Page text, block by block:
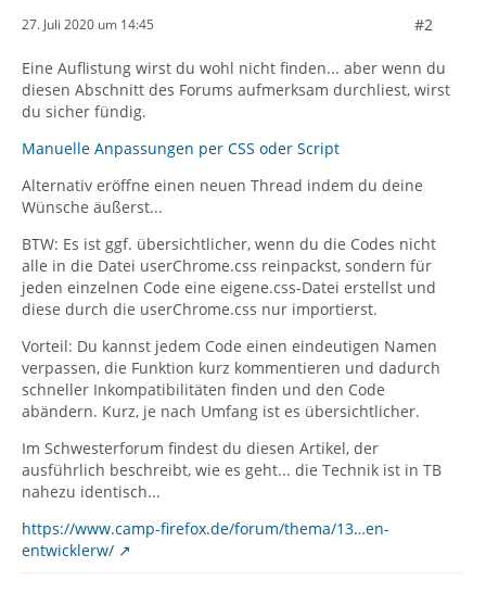
27. Juli 2020 um 14:45 #2
Eine Auflistung wirst du wohl nicht finden... aber wenn du
diesen Abschnitt des Forums aufmerksam durchliest, wirst
du sicher fündig.
Manuelle Anpassungen per CSS oder Script
Alternativ eröffne einen neuen Thread indem du deine
Wünsche äußerst...
BTW: Es ist ggf. übersichtlicher, wenn du die Codes nicht
alle in die Datei userChrome.css reinpackst, sondern für
jeden einzelnen Code eine eigene.css-Datei erstellst und
diese durch die userChrome.css nur importierst.
Vorteil: Du kannst jedem Code einen eindeutigen Namen
verpassen, die Funktion kurz kommentieren und dadurch
schneller Inkompatibilitäten finden und den Code
abändern. Kurz, je nach Umfang ist es übersichtlicher.
Im Schwesterforum findest du diesen Artikel, der
ausführlich beschreibt, wie es geht... die Technik ist in TB
nahezu identisch...
https://www.camp-firefox.de/forum/thema/13…en-
entwicklerw/